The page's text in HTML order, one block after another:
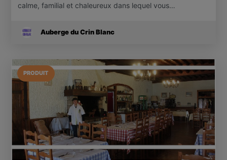
calme, familial et chaleureux dans lequel vous…
Auberge du Crin Blanc
PRODUIT